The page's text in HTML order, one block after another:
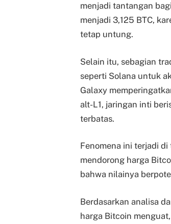
menjadi tantangan
menjadi 3,125 BTC,
tetap untung.
Selain itu, sebagian
seperti Solana untuk
Galaxy
alt-L1, jaringan inti
terbatas.
Fenomena ini terjadi
mendorong harga
bahwa nilainya
Berdasarkan analisa
harga Bitcoin